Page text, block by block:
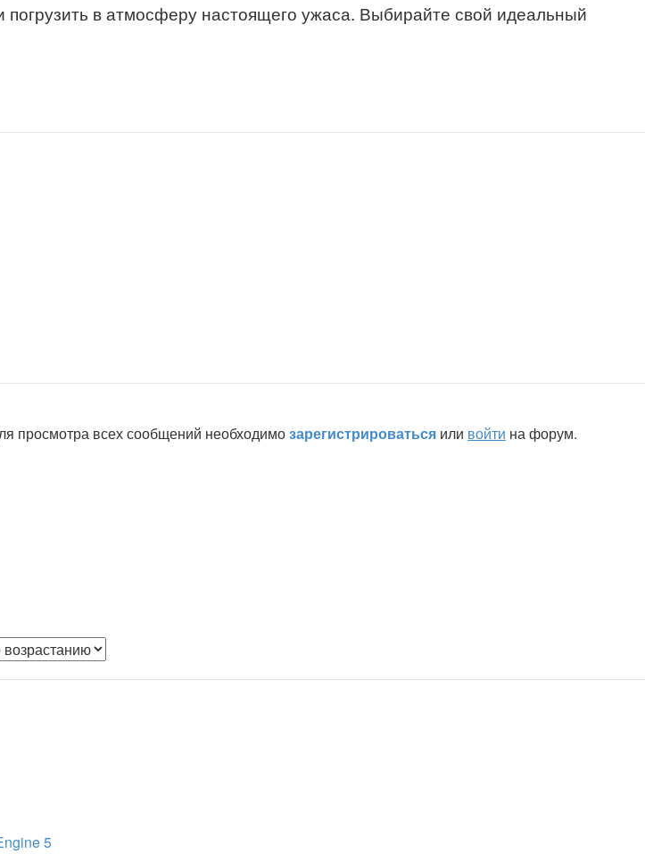
в атмосферу настоящего ужаса. Выбирайте свой идеальный
просмотра всех сообщений необходимозарегистрироваться или войти на форум.
5